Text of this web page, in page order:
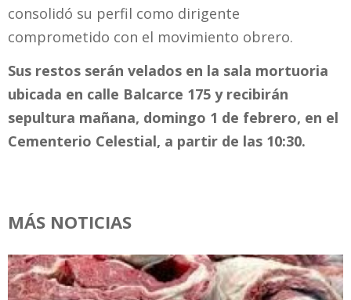
consolidó su perfil como dirigente
comprometido con el movimiento obrero.
Sus restos serán velados en la sala mortuoria
ubicada en calle Balcarce 175 y recibirán
sepultura mañana, domingo 1 de febrero, en el
Cementerio Celestial, a partir de las 10:30.
MÁS NOTICIAS